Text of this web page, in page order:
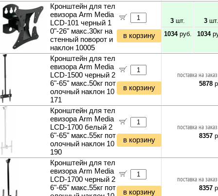
Кронштейн для тел
евизора Arm Media
LCD-101 черный 1
0"-26" макс.30кг на
стенный поворот и
наклон 10005
в корзину
3 шт.
1034руб.
3шт.
1034
Кронштейн для тел
евизора Arm Media
LCD-1500 черный 2
6"-65" макс.50кг пот
олочный наклон 10
171
в корзину
поставка на
5878
Кронштейн для тел
евизора Arm Media
LCD-1700 белый 2
6"-65" макс.55кг пот
олочный наклон 10
190
в корзину
поставка на
8357
Кронштейн для тел
евизора Arm Media
LCD-1700 черный 2
6"-65" макс.55кг пот
в корзину
поставка на
8357